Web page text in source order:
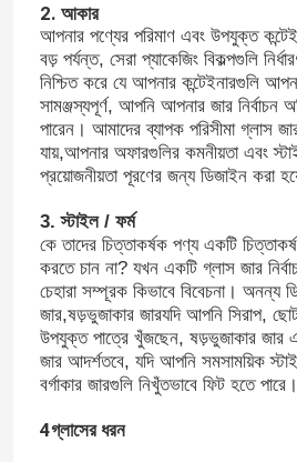
2. আকার
আপনার পণ্যের পরিমাণ এবং উপযুক্ত
বড় পর্যন্ত, সেরা প্যাকেজিং বিকল্পগুলি
নিশ্চিত করে যে আপনার কন্টেইনারগুলি
সামঞ্জস্যপূর্ণ, আপনি আপনার জার নির্বাচন
পারেন। আমাদের ব্যাপক পরিসীমা গ্লাস
যায়,আপনার অফারগুলির কমনীয়তা এবং
প্রয়োজনীয়তা পূরণের জন্য ডিজাইন করা
3. স্টাইল / ফর্ম
কে তাদের চিত্তাকর্ষক পণ্য একটি
করতে চান না? যখন একটি গ্লাস জার
চেহারা সম্পূরক কিভাবে বিবেচনা।
জার,ষড়ভুজাকার জারযদি আপনি সিরাপ,
উপযুক্ত পাত্রে খুঁজছেন, ষড়ভুজাকার জার
জার আদর্শতবে, যদি আপনি সমসাময়িক
বর্গাকার জারগুলি নিখুঁতভাবে ফিট হতে পারে।
4গ্লাসের ধরন